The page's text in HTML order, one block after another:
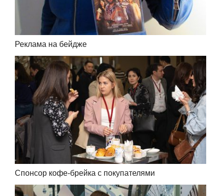
Реклама на бейдже
Спонсор кофе-брейка с покупателями